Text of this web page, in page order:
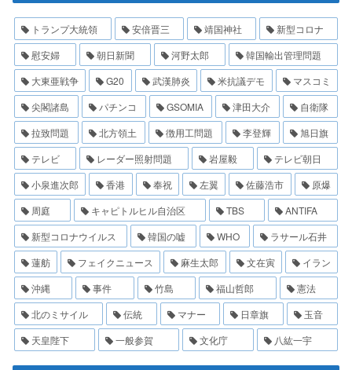
トランプ大統領 安倍晋三 靖国神社
新型コロナ
慰安婦
朝日新聞 河野太郎
韓国輸出管理問題
大東亜戦争
G20 武漢肺炎 米抗議デモ
マスコミ
尖閣諸島
パチンコ GSOMIA 津田大介
自衛隊
拉致問題
北方領土 徴用工問題 李登輝
旭日旗
テレビ
レーダー照射問題 岩屋毅
テレビ朝日
小泉進次郎
香港 奉祝 左翼 佐藤浩市
原爆
周庭
キャピトルヒル自治区 TBS
ANTIFA
新型コロナウイルス
韓国の嘘 WHO
ラサール石井
蓮舫
フェイクニュース 麻生太郎 文在寅
イラン
沖縄
事件 竹島 福山哲郎
憲法
北のミサイル
伝統 マナー 日章旗
玉音
天皇陛下
一般参賀 文化庁 八紘一宇